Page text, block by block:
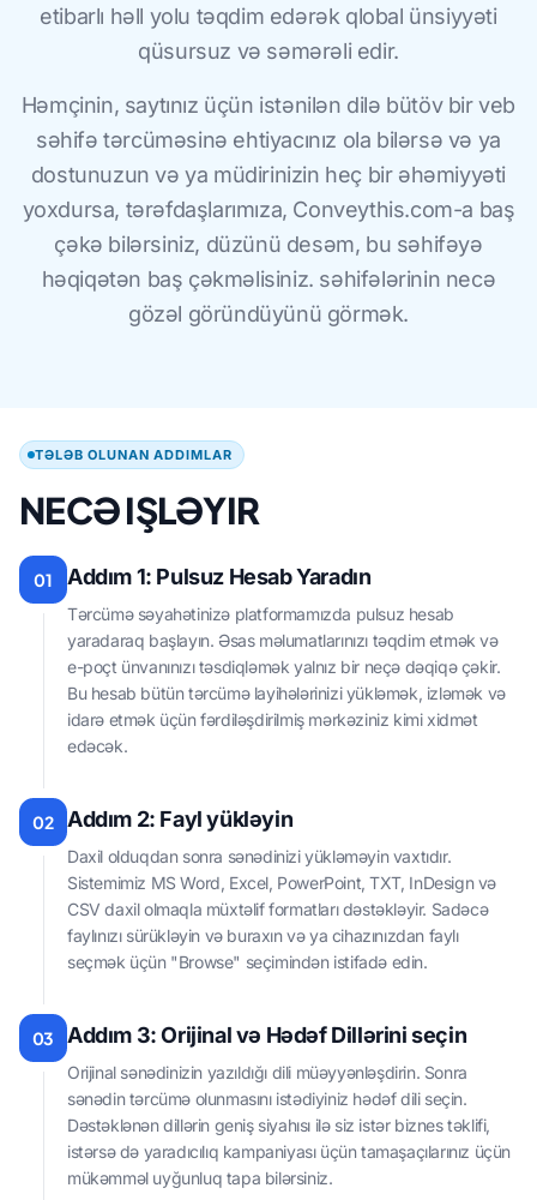
etibarlı həll yolu təqdim edərək qlobal ünsiyyəti
qüsursuz və səmərəli edir.
Həmçinin, saytınız üçün istənilən dilə bütöv bir veb
səhifə tərcüməsinə ehtiyacınız ola bilərsə və ya
dostunuzun və ya müdirinizin heç bir əhəmiyyəti
yoxdursa, tərəfdaşlarımıza, Conveythis.com-a baş
çəkə bilərsiniz, düzünü desəm, bu səhifəyə
həqiqətən baş çəkməlisiniz. səhifələrinin necə
gözəl göründüyünü görmək.
TƏLƏB OLUNAN ADDIMLAR
NECƏ IŞLƏYIR
01 Addım 1: Pulsuz Hesab Yaradın
Tərcümə səyahətinizə platformamızda pulsuz hesab
yaradaraq başlayın. Əsas məlumatlarınızı təqdim etmək və
e-poçt ünvanınızı təsdiqləmək yalnız bir neçə dəqiqə çəkir.
Bu hesab bütün tərcümə layihələrinizi yükləmək, izləmək və
idarə etmək üçün fərdiləşdirilmiş mərkəziniz kimi xidmət
edəcək.
02 Addım 2: Fayl yükləyin
Daxil olduqdan sonra sənədinizi yükləməyin vaxtıdır.
Sistemimiz MS Word, Excel, PowerPoint, TXT, InDesign və
CSV daxil olmaqla müxtəlif formatları dəstəkləyir. Sadəcə
faylınızı sürükləyin və buraxın və ya cihazınızdan faylı
seçmək üçün "Browse" seçimindən istifadə edin.
03 Addım 3: Orijinal və Hədəf Dillərini seçin
Orijinal sənədinizin yazıldığı dili müəyyənləşdirin. Sonra
sənədin tərcümə olunmasını istədiyiniz hədəf dili seçin.
Dəstəklənən dillərin geniş siyahısı ilə siz istər biznes təklifi,
istərsə də yaradıcılıq kampaniyası üçün tamaşaçılarınız üçün
mükəmməl uyğunluq tapa bilərsiniz.